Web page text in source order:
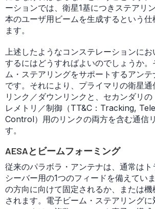
ーションでは、衛星1基につきステアリ
本のユーザ用ビームを生成するという
ます。
上述したようなコンステレーションに
するにはどうすればよいのでしょうか
ム・ステアリングをサポートするアンテ
です。それにより、プライマリの衛星
リンク／ダウンリンクと、セカンダリ
レメトリ／制御（TT&C：Tracking,
Control）用のリンクの両方を含む通信
す。
AESAとビームフォーミング
従来のパラボラ・アンテナは、通常はト
シーバー用の1つのフィードを備えてい
の方向に向けて固定されるか、または
されます。電子ビーム・ステアリングに